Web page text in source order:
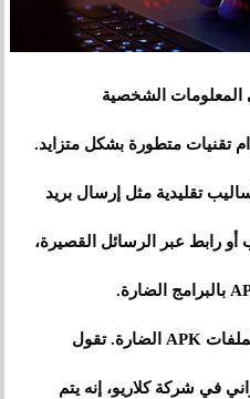
المعلومات الشخصية
تقنيات متطورة بشكل متزايد.
تقليدية مثل إرسال بريد
رابط عبر الرسائل القصيرة،
تعد هواتف أندرويد الأكثر عرضة لملفات APK الضارة. تقول
في شركة كلاريو، إنه يتم